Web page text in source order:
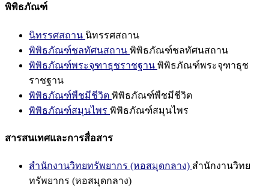
พิพิธภัณฑ์
นิทรรศสถาน นิทรรศสถาน
พิพิธภัณฑ์ชลทัศนสถาน พิพิธภัณฑ์ชลทัศนสถาน
พิพิธภัณฑ์พระจุฑาธุชราชฐาน พิพิธภัณฑ์พระจุฑาธุช
ราชฐาน
พิพิธภัณฑ์พืชมีชีวิต พิพิธภัณฑ์พืชมีชีวิต
พิพิธภัณฑ์สมุนไพร พิพิธภัณฑ์สมุนไพร
สารสนเทศและการสื่อสาร
สำนักงานวิทยทรัพยากร (หอสมุดกลาง) สำนักงานวิทย
ทรัพยากร (หอสมุดกลาง)